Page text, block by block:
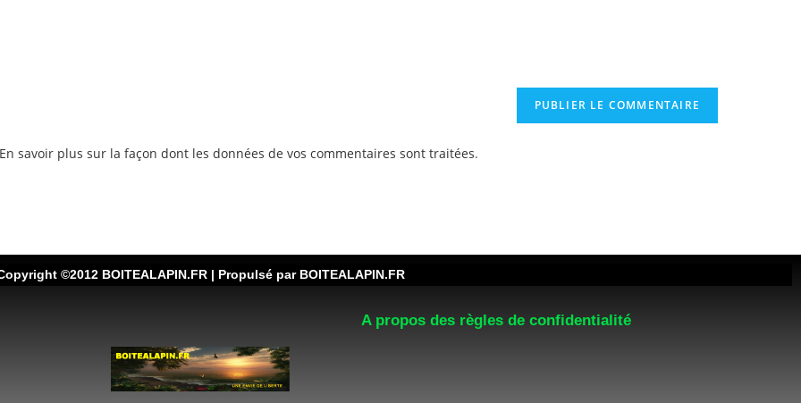
En savoir plus sur la façon dont les données de vos commentaires sont traitées.
©2012 BOITEALAPIN.FR | Propulsé par BOITEALAPIN.FR
A propos des règles de confidentialité